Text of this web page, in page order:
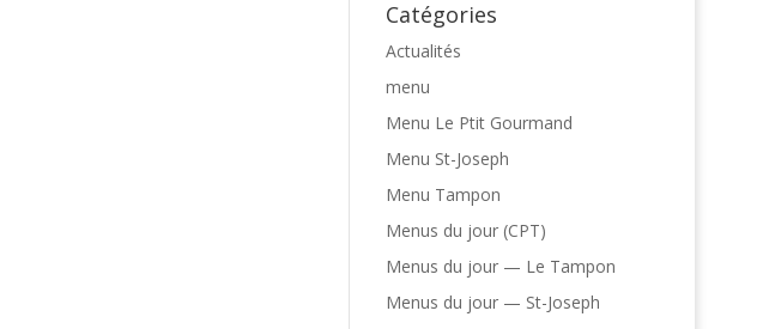
Catégories
Actualités
menu
Menu Le Ptit Gourmand
Menu St-Joseph
Menu Tampon
Menus du jour (CPT)
Menus du jour — Le Tampon
Menus du jour — St-Joseph